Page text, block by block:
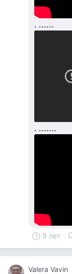
. ......
. .......
9 лет
Valera Vavin